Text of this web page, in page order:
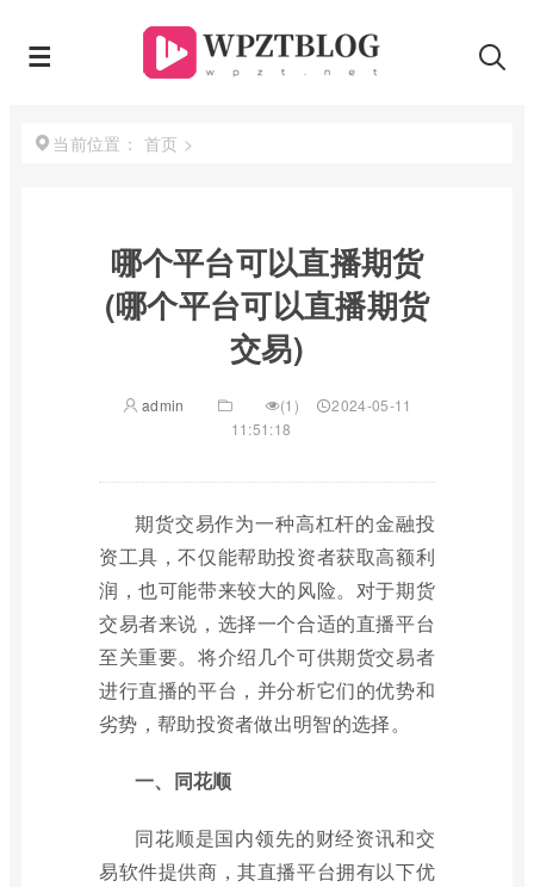
当前位置： 首页 >
哪个平台可以直播期货
(哪个平台可以直播期货
交易)
admin (1)
2024-05-11
11:51:18
期货交易作为一种高杠杆的金融投
资工具，不仅能帮助投资者获取高额利
润，也可能带来较大的风险。对于期货
交易者来说，选择一个合适的直播平台
至关重要。将介绍几个可供期货交易者
进行直播的平台，并分析它们的优势和
劣势，帮助投资者做出明智的选择。
一、同花顺
同花顺是国内领先的财经资讯和交
易软件提供商，其直播平台拥有以下优